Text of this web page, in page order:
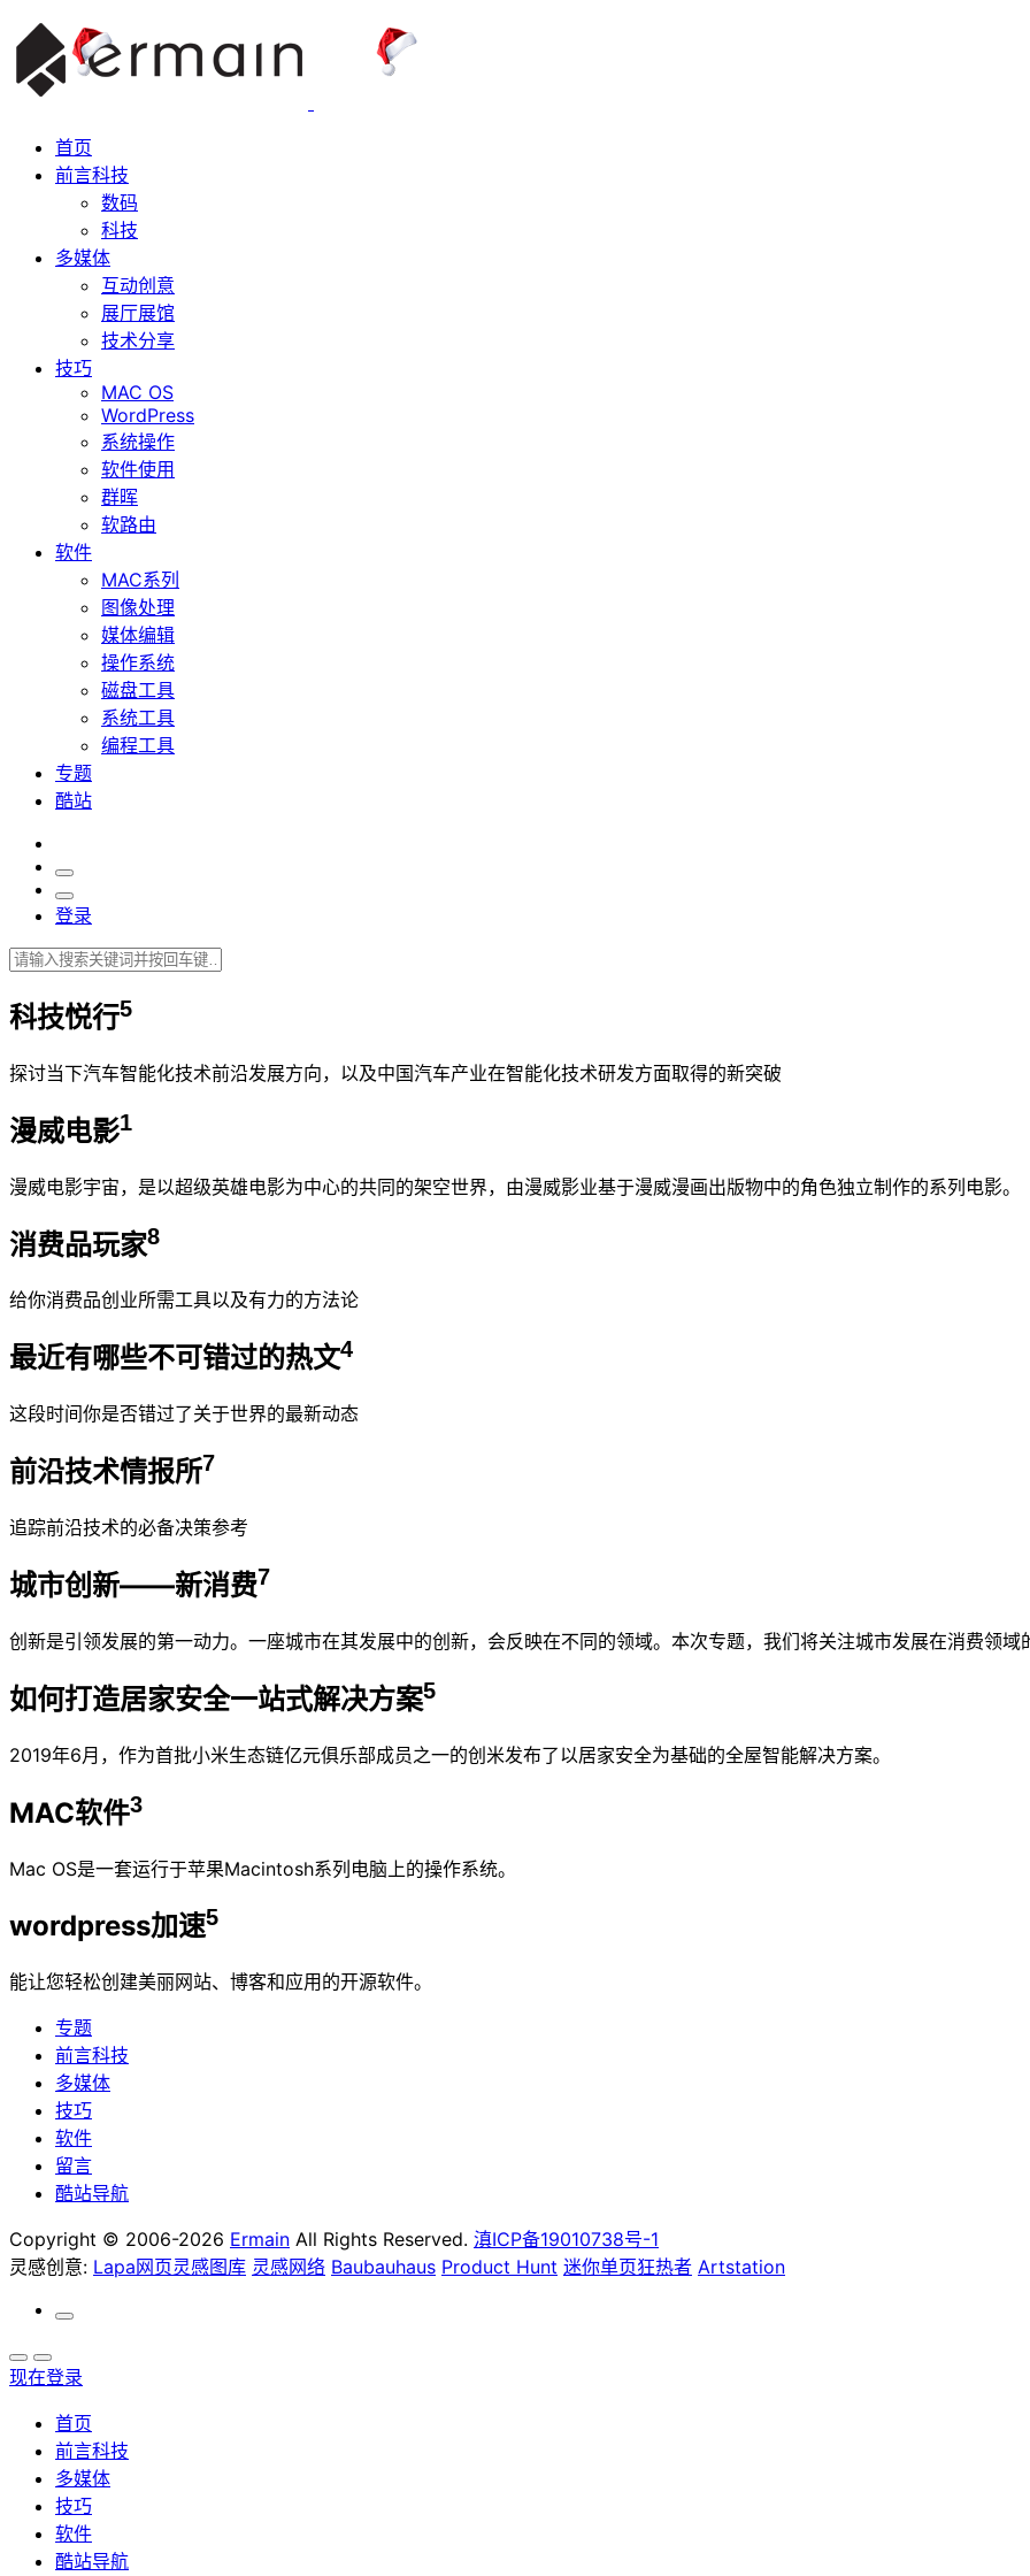
首页
前言科技
数码
科技
多媒体
互动创意
展厅展馆
技术分享
技巧
MAC OS
WordPress
系统操作
软件使用
群晖
软路由
软件
MAC系列
图像处理
媒体编辑
操作系统
磁盘工具
系统工具
编程工具
专题
酷站
登录
科技悦行5
探讨当下汽车智能化技术前沿发展方向，以及中国汽车产业在智能化技术研发方面取得的新突破
漫威电影1
漫威电影宇宙，是以超级英雄电影为中心的共同的架空世界，由漫威影业基于漫威漫画出版物中的角色独立制作的系列电影。
消费品玩家8
给你消费品创业所需工具以及有力的方法论
最近有哪些不可错过的热文4
这段时间你是否错过了关于世界的最新动态
前沿技术情报所7
追踪前沿技术的必备决策参考
城市创新——新消费7
创新是引领发展的第一动力。一座城市在其发展中的创新，会反映在不同的领域。本次专题，我们将关注城市发展在消费领域
如何打造居家安全一站式解决方案5
2019年6月，作为首批小米生态链亿元俱乐部成员之一的创米发布了以居家安全为基础的全屋智能解决方案。
MAC软件3
Mac OS是一套运行于苹果Macintosh系列电脑上的操作系统。
wordpress加速5
能让您轻松创建美丽网站、博客和应用的开源软件。
专题
前言科技
多媒体
技巧
软件
留言
酷站导航
Copyright © 2006-2026 Ermain All Rights Reserved. 滇ICP备19010738号-1
灵感创意: Lapa网页灵感图库 灵感网络 Baubauhaus Product Hunt 迷你单页狂热者 Artstation
现在登录
首页
前言科技
多媒体
技巧
软件
酷站导航